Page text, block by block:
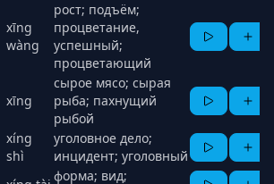
xīng
wàng
рост; подъём;
процветание,
успешный;
процветающий
xīng
сырое мясо; сырая
рыба; пахнущий
рыбой
xíng
shì
уголовное дело;
инцидент; уголовный
форма; вид;